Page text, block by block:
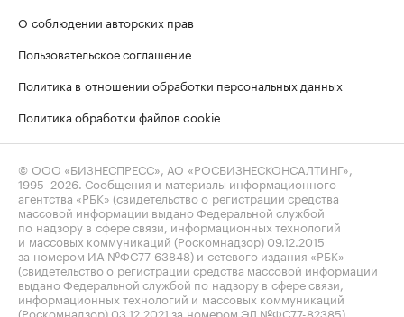
О соблюдении авторских прав
Пользовательское соглашение
Политика в отношении обработки персональных данных
Политика обработки файлов cookie
© ООО «БИЗНЕСПРЕСС», АО «РОСБИЗНЕСКОНСАЛТИНГ»,
1995–2026 . Сообщения и материалы информационного
агентства «РБК» (свидетельство о регистрации средства
массовой информации выдано Федеральной службой
по надзору в сфере связи, информационных технологий
и массовых коммуникаций (Роскомнадзор) 09.12.2015
за номером ИА №ФС77-63848) и сетевого издания «РБК»
(свидетельство о регистрации средства массовой информации
выдано Федеральной службой по надзору в сфере связи,
информационных технологий и массовых коммуникаций
(Роскомнадзор) 03.12.2021 за номером ЭЛ №ФС77-82385)